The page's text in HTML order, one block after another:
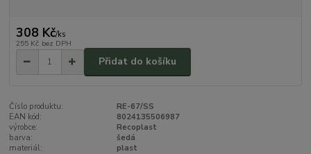
308 Kč/ks
255 Kč bez DPH
Přidat do košíku
Číslo produktu:
RE-67/SS
EAN kód:
8024135506987
výrobce:
Recoplast
barva:
šedá
materiál:
plast